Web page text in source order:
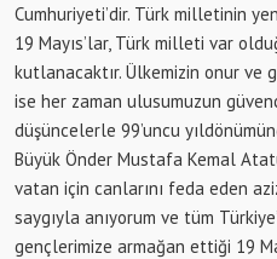
Cumhuriyeti’dir. Türk milletinin
19 Mayıs’lar, Türk milleti var
kutlanacaktır. Ülkemizin onur ve
ise her zaman ulusumuzun
düşüncelerle 99’uncu
Büyük Önder Mustafa Kemal
vatan için canlarını feda eden
saygıyla anıyorum ve tüm
gençlerimize armağan ettiği 19